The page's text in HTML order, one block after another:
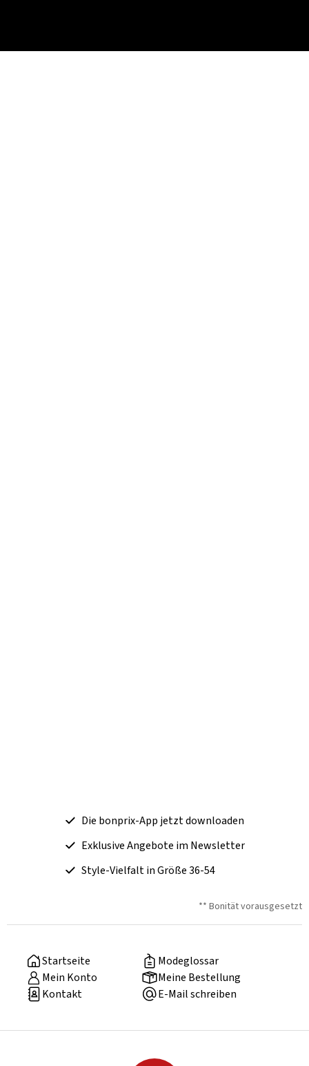
Die bonprix-App jetzt downloaden
Exklusive Angebote im Newsletter
Style-Vielfalt in Größe 36-54
** Bonität vorausgesetzt
Startseite
Modeglossar
Mein Konto
Meine Bestellung
Kontakt
E-Mail schreiben